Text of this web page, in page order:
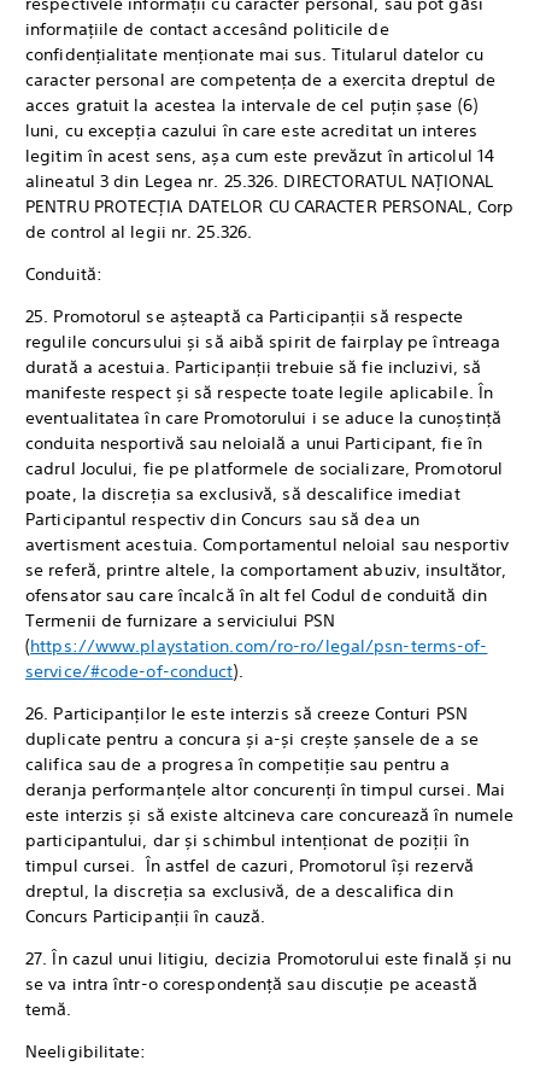
informațiile de contact accesând politicile de
confidențialitate menționate mai sus. Titularul datelor cu
caracter personal are competența de a exercita dreptul de
acces gratuit la acestea la intervale de cel puțin șase (6)
luni, cu excepția cazului în care este acreditat un interes
legitim în acest sens, așa cum este prevăzut în articolul 14
alineatul 3 din Legea nr. 25.326. DIRECTORATUL NAȚIONAL
PENTRU PROTECȚIA DATELOR CU CARACTER PERSONAL, Corp
de control al legii nr. 25.326.
Conduită:
25. Promotorul se așteaptă ca Participanții să respecte
regulile concursului și să aibă spirit de fairplay pe întreaga
durată a acestuia. Participanții trebuie să fie incluzivi, să
manifeste respect și să respecte toate legile aplicabile. În
eventualitatea în care Promotorului i se aduce la cunoștință
conduita nesportivă sau neloială a unui Participant, fie în
cadrul Jocului, fie pe platformele de socializare, Promotorul
poate, la discreția sa exclusivă, să descalifice imediat
Participantul respectiv din Concurs sau să dea un
avertisment acestuia. Comportamentul neloial sau nesportiv
se referă, printre altele, la comportament abuziv, insultător,
ofensator sau care încalcă în alt fel Codul de conduită din
Termenii de furnizare a serviciului PSN
(https://www.playstation.com/ro-ro/legal/psn-terms-of-
service/#code-of-conduct).
26. Participanților le este interzis să creeze Conturi PSN
duplicate pentru a concura și a-și crește șansele de a se
califica sau de a progresa în competiție sau pentru a
deranja performanțele altor concurenți în timpul cursei. Mai
este interzis și să existe altcineva care concurează în numele
participantului, dar și schimbul intenționat de poziții în
timpul cursei. În astfel de cazuri, Promotorul își rezervă
dreptul, la discreția sa exclusivă, de a descalifica din
Concurs Participanții în cauză.
27. În cazul unui litigiu, decizia Promotorului este finală și nu
se va intra într-o corespondență sau discuție pe această
temă.
Neeligibilitate: